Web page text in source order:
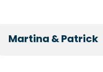
Martina & Patrick